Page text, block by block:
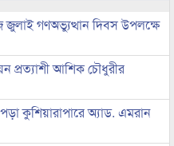
গণঅভ্যুত্থান দিবস উপলক্ষে
প্রত্যাশী আশিক চৌধুরীর
কুশিয়ারাপারে অ্যাড. এমরান